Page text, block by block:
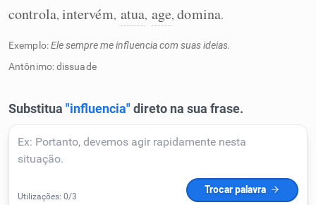
Corrigir Texto
Detector de IA
Cata-letras
controla, intervém, atua, age,domina.
Exemplo:Ele sempre me influencia com suas ideias.
Antônimo: dissuade